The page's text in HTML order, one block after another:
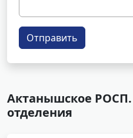
Отправить
Актанышское РОСП.
отделения